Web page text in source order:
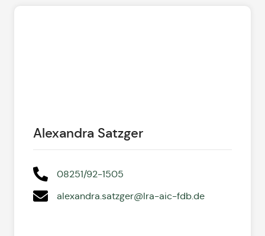
Alexandra Satzger
08251/92-1505
alexandra.satzger@lra-aic-fdb.de